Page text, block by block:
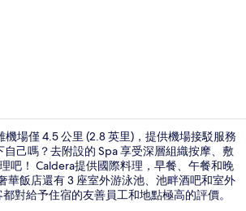
場僅 4.5 公里 (2.8 英里)，提供機場接駁服務
自己嗎？去附設的 Spa 享受深層組織按摩、敷
吧！ Caldera提供國際料理，早餐、午餐和晚
華飯店還有 3 座室外游泳池、池畔酒吧和室外
對給予住宿的友善員工和地點極高的評價。